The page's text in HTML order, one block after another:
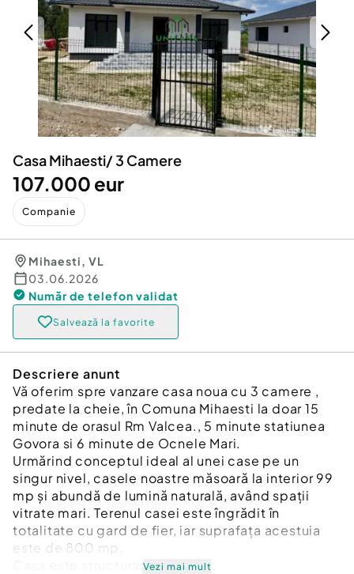
Servicii
Animale de companie
Afaceri și echipamente profesionale
Inchiriere Bunuri si Vehicule
Utilaje agricole si industriale
Piese auto si accesorii
Dacia Duster
Casa Mihaesti/ 3 Camere
107.000 eur
Companie
Mihaesti, VL
03.06.2026
Număr de telefon validat
Salvează la favorite
Descriere anunt
Vă oferim spre vanzare casa noua cu 3 camere ,
predate la cheie, în Comuna Mihaesti la doar 15
minute de orasul Rm Valcea., 5 minute statiunea
Govora si 6 minute de Ocnele Mari.
Urmărind conceptul ideal al unei case pe un
singur nivel, casele noastre măsoară la interior 99
mp şi abundă de lumină naturală, având spaţii
vitrate mari. Terenul casei este îngrădit în
totalitate cu gard de fier, iar suprafața acestuia
este de 800 mp.
Casa este structurata astfel:
Vezi mai mult